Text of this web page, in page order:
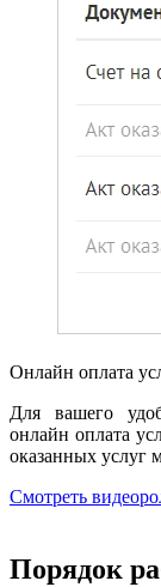
Онлайн оплата
Для вашего
онлайн оплата
оказанных услуг
Смотреть
Порядок